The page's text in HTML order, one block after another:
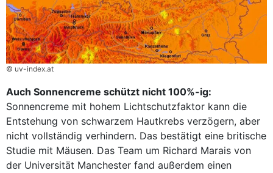
© uv-index.at
Auch Sonnencreme schützt nicht 100%-ig:
Sonnencreme mit hohem Lichtschutzfaktor kann die
Entstehung von schwarzem Hautkrebs verzögern, aber
nicht vollständig verhindern. Das bestätigt eine britische
Studie mit Mäusen. Das Team um Richard Marais von
der Universität Manchester fand außerdem einen